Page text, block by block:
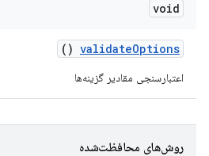
void
validateOptions
()
اعتبارسنجی مقادیر گزینه‌ها
روش‌های محافظت‌شده